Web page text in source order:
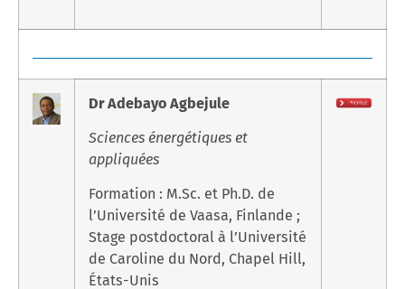
Dr Adebayo Agbejule
Sciences énergétiques et
appliquées
Formation : M.Sc. et Ph.D. de
l’Université de Vaasa, Finlande ;
Stage postdoctoral à l’Université
de Caroline du Nord, Chapel Hill,
États-Unis